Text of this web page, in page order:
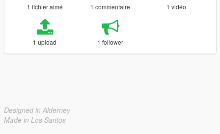
1 fichier aimé 1 commentaire 1 vidéo
1 upload 1 follower
Designed in Alderney
Made in Los Santos